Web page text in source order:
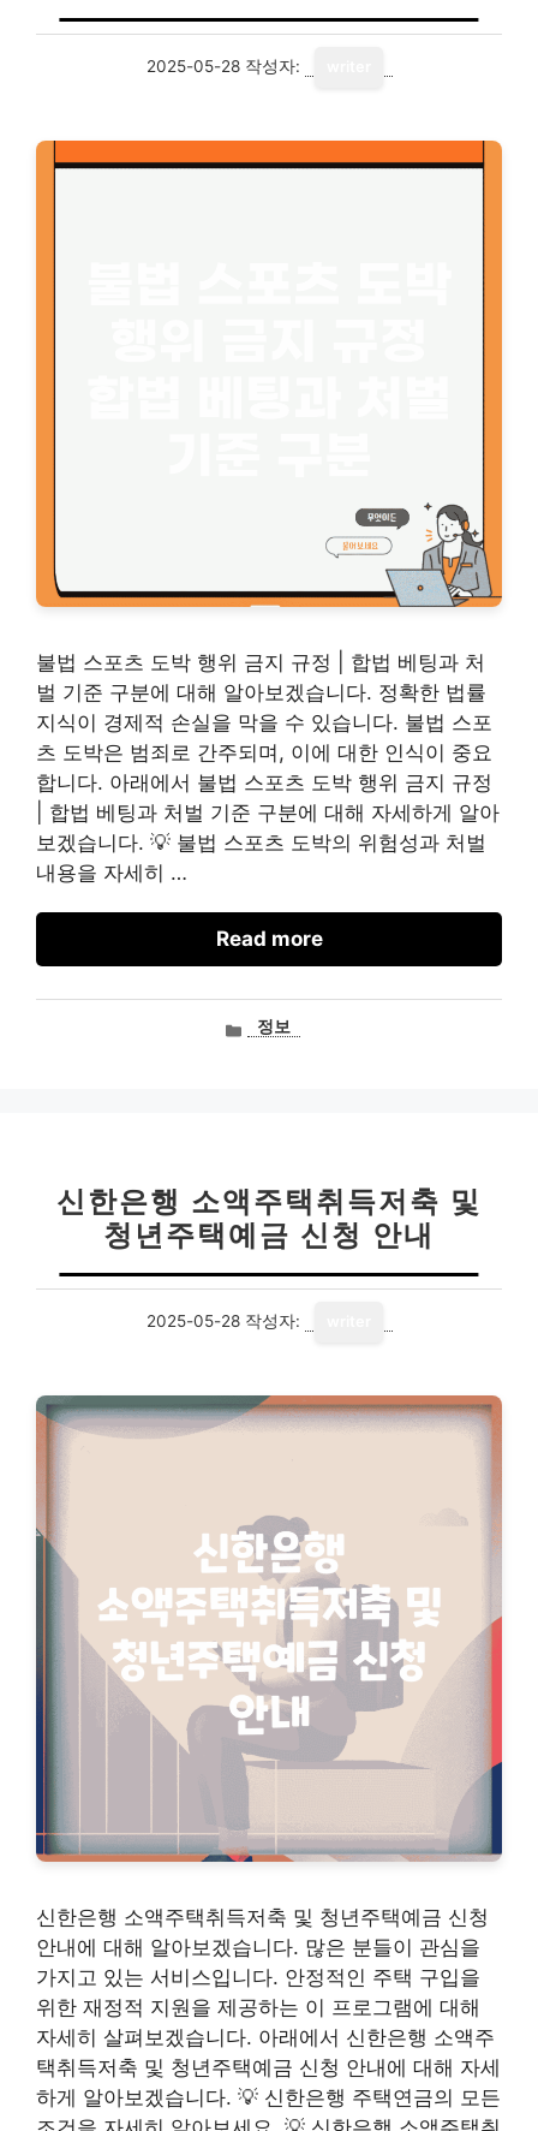
2025-05-28 작성자:
불법 스포츠 도박 행위 금지 규정 | 합법 베팅과 처
벌 기준 구분에 대해 알아보겠습니다. 정확한 법률
지식이 경제적 손실을 막을 수 있습니다. 불법 스포
츠 도박은 범죄로 간주되며, 이에 대한 인식이 중요
합니다. 아래에서 불법 스포츠 도박 행위 금지 규정
| 합법 베팅과 처벌 기준 구분에 대해 자세하게 알아
보겠습니다. 💡 불법 스포츠 도박의 위험성과 처벌
내용을 자세히 …
Read more
카정보
신한은행 소액주택취득저축 및
청년주택예금 신청 안내
2025-05-28 작성자:
신한은행 소액주택취득저축 및 청년주택예금 신청
안내에 대해 알아보겠습니다. 많은 분들이 관심을
가지고 있는 서비스입니다. 안정적인 주택 구입을
위한 재정적 지원을 제공하는 이 프로그램에 대해
자세히 살펴보겠습니다. 아래에서 신한은행 소액주
택취득저축 및 청년주택예금 신청 안내에 대해 자세
하게 알아보겠습니다. 💡 신한은행 주택연금의 모든